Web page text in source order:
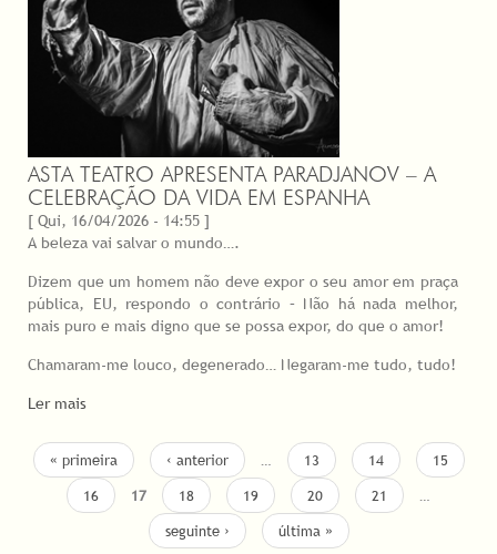
ASTA TEATRO APRESENTA PARADJANOV – A
CELEBRAÇÃO DA VIDA EM ESPANHA
[ Qui, 16/04/2026 - 14:55 ]
A beleza vai salvar o mundo….
Dizem que um homem não deve expor o seu amor em praça
pública, EU, respondo o contrário – Não há nada melhor,
mais puro e mais digno que se possa expor, do que o amor!
Chamaram-me louco, degenerado… Negaram-me tudo, tudo!
Ler mais
PÁGINAS
« primeira ‹ anterior … 13 14
15
16
17 18 19 20 21
…
seguinte ›
última »